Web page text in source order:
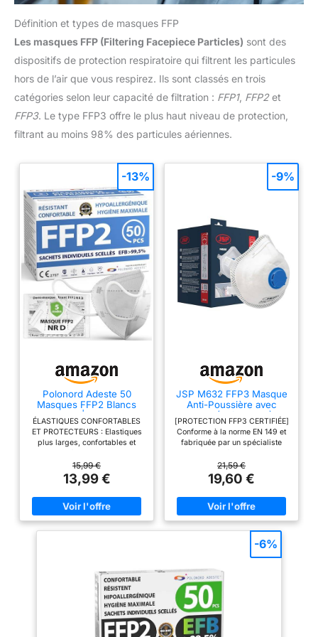
Définition et types de masques FFP
Les masques FFP (Filtering Facepiece Particles) sont des
dispositifs de protection respiratoire qui filtrent les particules
hors de l’air que vous respirez. Ils sont classés en trois
catégories selon leur capacité de filtration : FFP1, FFP2et
FFP3. Le type FFP3 offre le plus haut niveau de protection,
filtrant au moins 98% des particules aériennes.
Polonord Adeste 50
Masques FFP2 Blancs
Cert. CE | Emballage
Individ. Scellé
ÉLASTIQUES CONFORTABLES
ET PROTECTEURS : Elastiques
plus larges, confortables et
pas les oreilles. SÛR ET FIABLE
: 5 couchettes, double filtre,
haute filtration, fabriqué en salle
blanche sous contrôle strict,
scellé individuellement.
Excellente masque anti-
rigoureux et conformes au
règlement (UE) 2016/425,
validité vérifiable par QR code
sur la boîte.
15,99 €
13,99 €
-13%
JSP M632 FFP3 Masque
Anti-Poussière avec
Valve (Boîte de 10)
[PROTECTION FFP3 CERTIFIÉE]
Conforme à la norme EN 149 et
fabriquée par un spécialiste
sécurité, pour une protection
respiratoire fiable, authentique
et rigoureusement contrôlée.
[ÉTANCHÉITÉ FIABLE POUR
99,7 % DES VISAGES] Le joint
intérieur en mousse sur tout le
fiable pour 99,7 % des formes
et tailles de visage. Aucun
espace, aucun compromis.
[MAINTIEN SÛR, CONFORT
LONGUE DURÉE] Le pince-nez
réglable et le harnais 4 points
garantissent un ajustement
stable et sécurisé. Le joint en
mousse répartit la pression
pour plus de confort, même en
21,59 €
19,60 €
-9%
-6%